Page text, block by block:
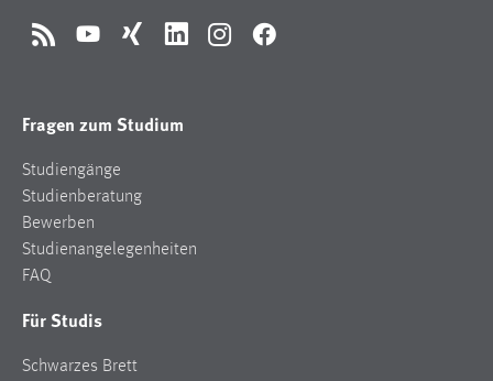
RSS YouTubeXing LinkedInInstagramFacebook
Fragen zum Studium
Studiengänge
Studienberatung
Bewerben
Studienangelegenheiten
FAQ
Für Studis
Schwarzes Brett
einloggen zu können.
STATISTIK
Statistik Cookies erfassen Informationen anonym.
Diese Informationen helfen uns zu verstehen, wie
Matomo
Name: